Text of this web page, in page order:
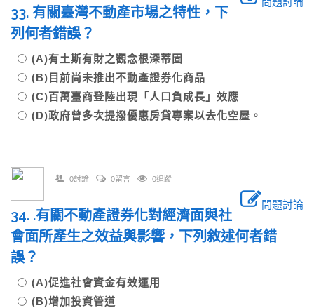
33. 有關臺灣不動產市場之特性，下
列何者錯誤？
(A)有土斯有財之觀念根深蒂固
(B)目前尚未推出不動產證券化商品
(C)百萬臺商登陸出現「人口負成長」效應
(D)政府曾多次提撥優惠房貸專案以去化空屋。
0討論 0留言 0追蹤
問題討論
34. .有關不動產證券化對經濟面與社
會面所產生之效益與影響，下列敘述何者錯
誤？
(A)促進社會資金有效運用
(B)增加投資管道